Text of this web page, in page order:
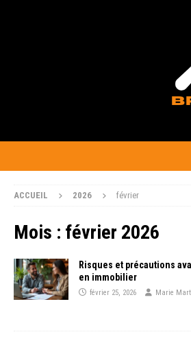
ACCUEIL 2026 février
Mois : février 2026
Risques et précautions
en immobilier
février 25, 2026 Marie